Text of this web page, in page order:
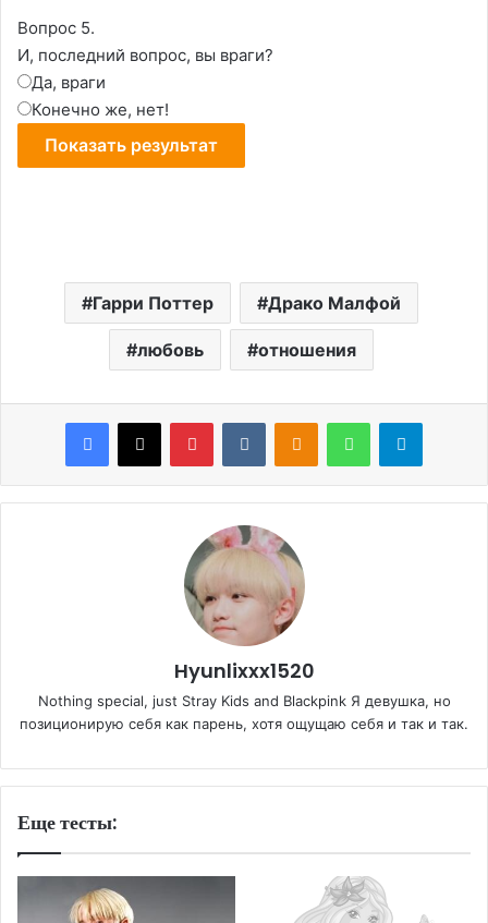
Вопрос 5.
И, последний вопрос, вы враги?
Да, враги
Конечно же, нет!
Гарри Поттер Драко Малфой
любовь отношения
Hyunlixxx1520
Nothing special, just Stray Kids and Blackpink Я девушка, но
позиционирую себя как парень, хотя ощущаю себя и так и так.
Еще тесты: